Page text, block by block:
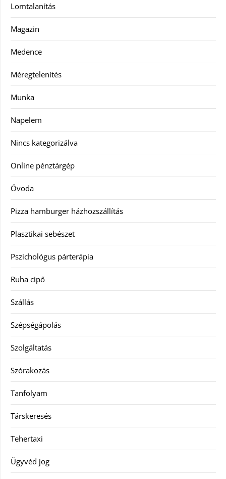
Lomtalanítás
Magazin
Medence
Méregtelenítés
Munka
Napelem
Nincs kategorizálva
Online pénztárgép
Óvoda
Pizza hamburger házhozszállítás
Plasztikai sebészet
Pszichológus párterápia
Ruha cipő
Szállás
Szépségápolás
Szolgáltatás
Szórakozás
Tanfolyam
Társkeresés
Tehertaxi
Ügyvéd jog